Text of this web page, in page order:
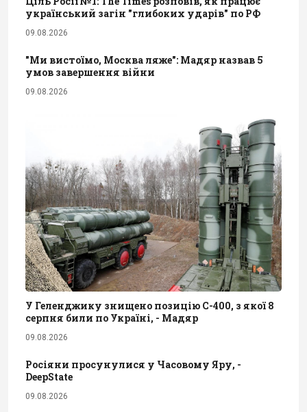
український загін "глибоких ударів" по РФ
09.08.2026
"Ми вистоїмо, Москва ляже": Мадяр назвав 5
умов завершення війни
09.08.2026
У Геленджику знищено позицію С-400, з якої 8
серпня били по Україні, - Мадяр
09.08.2026
Росіяни просунулися у Часовому Яру, -
DeepState
09.08.2026